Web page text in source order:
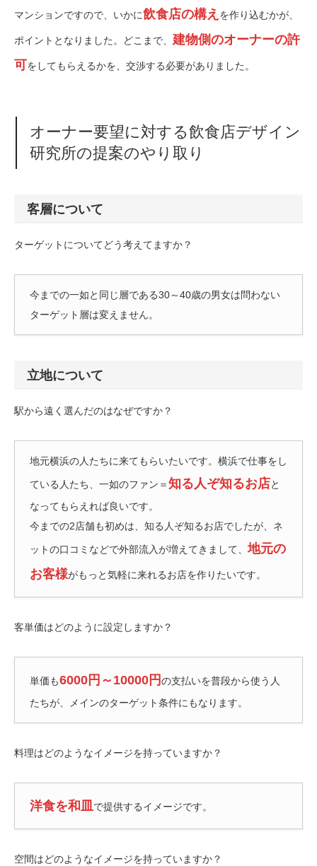
マンションですので、いかに飲食店の構え を作り込むかが、
ポイントとなりました。どこまで、 建物側のオーナーの許
可をしてもらえるかを、交渉する必要がありました。
オーナー要望に対する飲食店デザイン
研究所の提案のやり取り
客層について
ターゲットについてどう考えてますか？
今までの一如と同じ層である30～40歳の男女は問わない
ターゲット層は変えません。
立地について
駅から遠く選んだのはなぜですか？
地元横浜の人たちに来てもらいたいです。横浜で仕事をし
ている人たち、一如のファン＝知る人ぞ知るお店と
なってもらえれば良いです。
今までの2店舗も初めは、知る人ぞ知るお店でしたが、ネ
ットの口コミなどで外部流入が増えてきまして、地元の
お客様がもっと気軽に来れるお店を作りたいです。
客単価はどのように設定しますか？
単価も6000円～10000円の支払いを普段から使う人
たちが、メインのターゲット条件にもなります。
料理はどのようなイメージを持っていますか？
洋食を和皿で提供するイメージです。
空間はどのようなイメージを持っていますか？